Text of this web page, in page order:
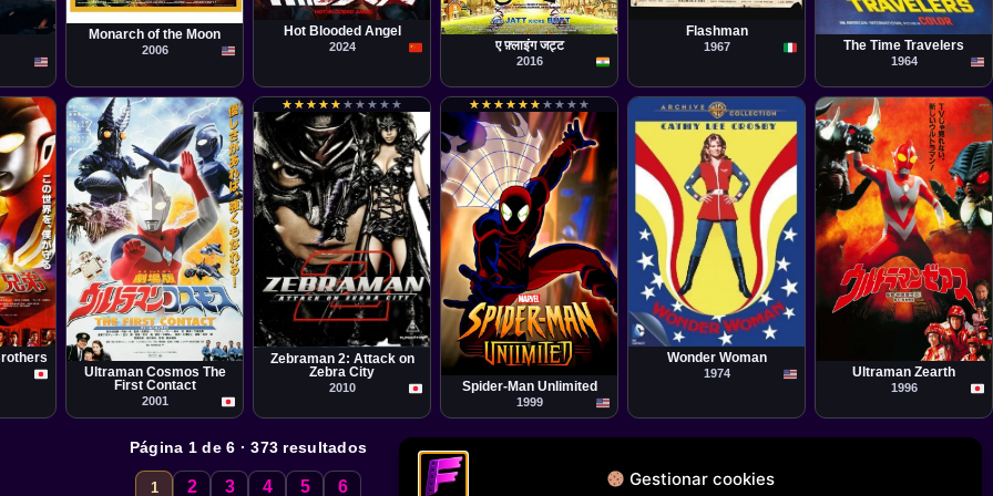
Gestionar cookies
Richard Lowry
Monarch of the Moon
2006
Xin Jin
Hot Blooded Angel
2024
Película
Remo D'Souza
ए फ़्लाइंग जट्ट
2016
Mino Loy
Flashman
1967
Película
Ib Melchior
The Time Travelers
1964
Película
Toshihiro Iijima
Ultraman Cosmos The
First Contact
2001
★
★ ★
★ ★
★ ★
★ ★
★ ★
★ ★
★ ★
★ ★
★ ★
★
Película
Takashi Miike
Zebraman 2: Attack on
Zebra City
2010
★
★ ★
★ ★
★ ★
★ ★
★ ★
★ ★
★ ★
★ ★
★ ★
★
Serie
Patrick Archibald
Spider-Man Unlimited
1999
Película
Vincent McEveety
Wonder Woman
1974
Shinya Nakajima
Ultraman Zearth
1996
Página 1 de 6 · 373 resultados
1 2 3 4 5 6